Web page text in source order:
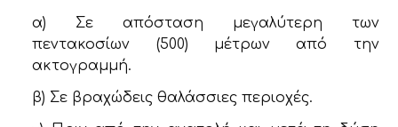
α) Σε απόσταση μεγαλύτερη των
πεντακοσίων (500) μέτρων από την
ακτογραμμή.
β) Σε βραχώδεις θαλάσσιες περιοχές.